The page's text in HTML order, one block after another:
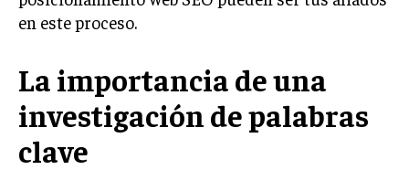
AGENCIAS DE POSICIONAMIENTO WEB SEO
VENTA DE ENLACES
MARKETING DIGITAL
PUBLICIDAD
en este proceso.
La importancia de una
investigación de palabras
clave